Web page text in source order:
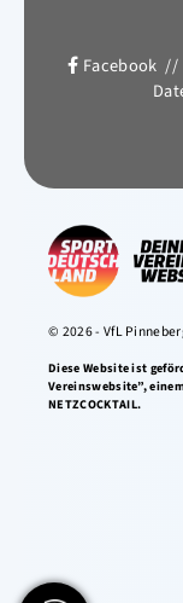
Facebook //
© 2026 - VfL
Diese Website ist
Vereinswebsite”,
NETZCOCKTAIL.